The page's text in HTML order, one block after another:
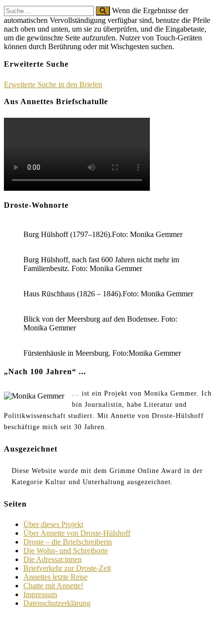
Search
for:
Wenn die Ergebnisse der
automatischen Vervollständigung verfügbar sind, benutze die Pfeile
nach oben und unten, um sie zu überprüfen, und die Eingabetaste,
um die gewünschte Seite aufzurufen. Nutzer von Touch-Geräten
können durch Berührung oder mit Wischgesten suchen.
Erweiterte Suche
Erweiterte Suche in den Briefen
Aus Annettes Briefschatulle
Droste-Wohnorte
Burg Hülshoff (1797–1826).Foto: Monika Gemmer
Burg Hülshoff, nach fast 600 Jahren nicht mehr im
Familienbesitz. Foto: Monika Gemmer
Haus Rüschhaus (1826 – 1846).Foto: Monika Gemmer
Blick von der Meersburg auf den Bodensee. Foto:
Monika Gemmer
Fürstenhäusle in Meersburg. Foto:Monika Gemmer
„Nach 100 Jahren“ ...
... ist ein Projekt von Monika Gemmer. Ich
bin Journalistin, habe Literatur und
Politikwissenschaft studiert. Mit Annette von Droste-Hülshoff
beschäftige mich seit 30 Jahren.
Ausgezeichnet
Diese Website wurde mit dem Grimme Online Award in der
Kategorie Kultur und Unterhaltung ausgezeichnet.
Seiten
Über dieses Projekt
Über Annette von Droste-Hülshoff
Droste – die Briefschreiberin
Die Wohn- und Schreiborte
Die Adressat:innen
Briefverkehr zur Droste-Zeit
Annettes letzte Reise
Chatte mit Annette!
Impressum
Datenschutzerklärung